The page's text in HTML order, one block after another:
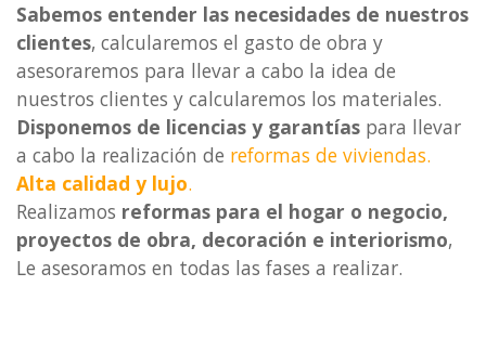
Sabemos entender las necesidades de nuestros
clientes, calcularemos el gasto de obra y
asesoraremos para llevar a cabo la idea de
nuestros clientes y calcularemos los materiales.
Disponemos de licencias y garantías para llevar
a cabo la realización de reformas de viviendas.
Alta calidad y lujo.
Realizamos reformas para el hogar o negocio,
proyectos de obra, decoración e interiorismo,
Le asesoramos en todas las fases a realizar.